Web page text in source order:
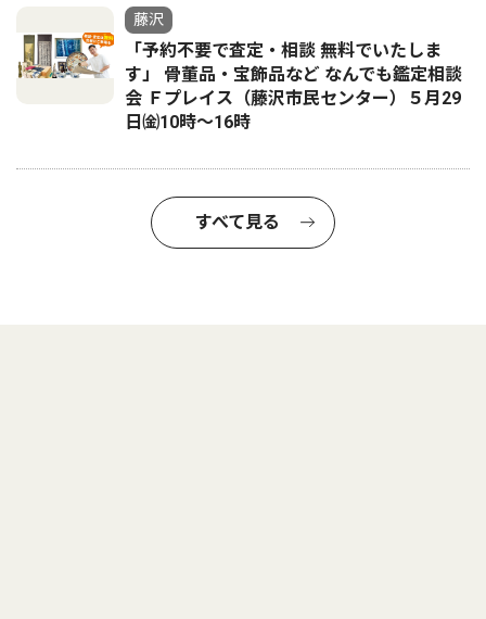
藤沢
「予約不要で査定・相談 無料でいたしま
す」 骨董品・宝飾品など なんでも鑑定相談
会 Ｆプレイス（藤沢市民センター）５月29
日㈮10時～16時
すべて見る